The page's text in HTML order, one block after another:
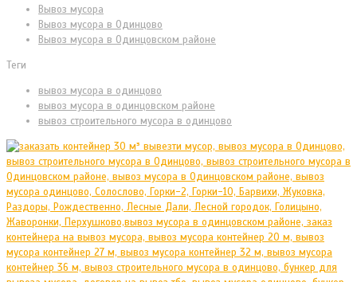
Вывоз мусора
Вывоз мусора в Одинцово
Вывоз мусора в Одинцовском районе
Теги
вывоз мусора в одинцово
вывоз мусора в одинцовском районе
вывоз строительного мусора в одинцово